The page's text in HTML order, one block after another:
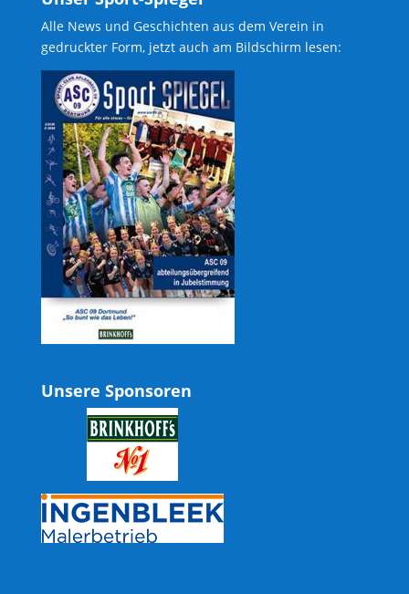
Alle News und Geschichten aus dem Verein in
gedruckter Form, jetzt auch am Bildschirm lesen:
Unsere Sponsoren